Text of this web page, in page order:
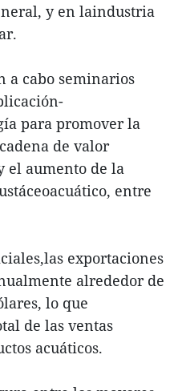
y en laindustria
a cabo seminarios
para promover la
de valor
el aumento de la
entre
exportaciones
alrededor de
lo que
de las ventas
acuáticos.